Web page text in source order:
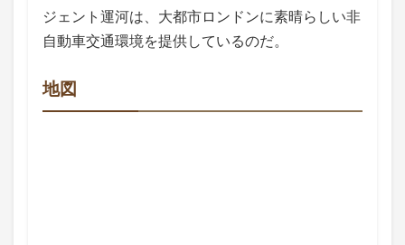
ジェント運河は、大都市ロンドンに素晴らしい非
自動車交通環境を提供しているのだ。
地図